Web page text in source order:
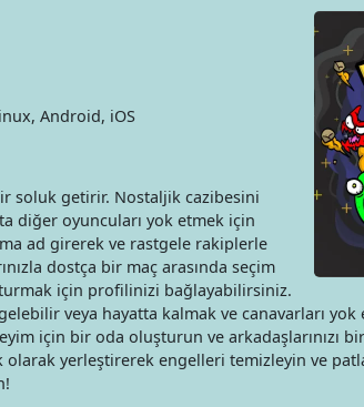
Android, iOS
soluk getirir. Nostaljik cazibesini
diğer oyuncuları yok etmek için
ad girerek ve rastgele rakiplerle
dostça bir maç arasında seçim
için profilinizi bağlayabilirsiniz.
veya hayatta kalmak ve canavarları
için bir oda oluşturun ve arkadaşlarınızı bir
olarak yerleştirerek engelleri temizleyin ve